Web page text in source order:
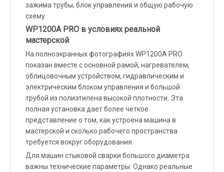
зажима трубы, блок управления и общую рабочую
схему.
WP1200A PRO в условиях реальной
мастерской
На полноэкранных фотографиях WP1200A PRO
показан вместе с основной рамой, нагревателем,
облицовочным устройством, гидравлическим и
электрическим блоком управления и большой
трубой из полиэтилена высокой плотности. Эта
полная установка дает более четкое
представление о том, как устроена машина в
мастерской и сколько рабочего пространства
требуется вокруг оборудования.
Для машин стыковой сварки большого диаметра
важны технические параметры. Однако реальные